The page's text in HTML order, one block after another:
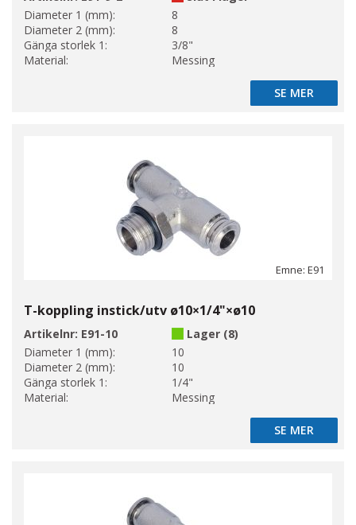
Diameter 1 (mm):
8
Diameter 2 (mm):
8
Gänga storlek 1:
3/8"
Material:
Messing
SE MER
SE MER
Emne: E91
T-koppling instick/utv ø10×1/4"×ø10
Artikelnr: E91-10
Lager (8)
Diameter 1 (mm):
10
Diameter 2 (mm):
10
Gänga storlek 1:
1/4"
Material:
Messing
SE MER
SE MER